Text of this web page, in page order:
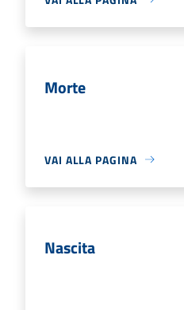
Morte
VAI ALLA PAGINA
Nascita